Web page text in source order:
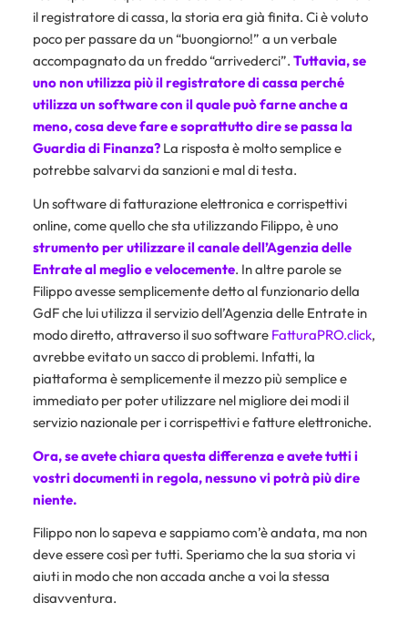
il registratore di cassa, la storia era già finita. Ci è voluto
poco per passare da un “buongiorno!” a un verbale
accompagnato da un freddo “arrivederci”. Tuttavia, se
uno non utilizza più il registratore di cassa perché
utilizza un software con il quale può farne anche a
meno, cosa deve fare e soprattutto dire se passa la
Guardia di Finanza?La risposta è molto semplice e
potrebbe salvarvi da sanzioni e mal di testa.
Un software di fatturazione elettronica e corrispettivi
online, come quello che sta utilizzando Filippo, è uno
strumento per utilizzare il canale dell’Agenzia delle
Entrate al meglio e velocemente. In altre parole se
Filippo avesse semplicemente detto al funzionario della
GdF che lui utilizza il servizio dell’Agenzia delle Entrate in
modo diretto, attraverso il suo software FatturaPRO.click,
avrebbe evitato un sacco di problemi. Infatti, la
piattaforma è semplicemente il mezzo più semplice e
immediato per poter utilizzare nel migliore dei modi il
servizio nazionale per i corrispettivi e fatture elettroniche.
Ora, se avete chiara questa differenza e avete tutti i
vostri documenti in regola, nessuno vi potrà più dire
niente.
Filippo non lo sapeva e sappiamo com’è andata, ma non
deve essere così per tutti. Speriamo che la sua storia vi
aiuti in modo che non accada anche a voi la stessa
disavventura.